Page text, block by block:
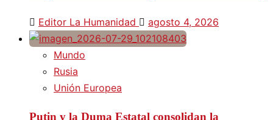
Editor La Humanidad agosto 4, 2026
Mundo
Rusia
Unión Europea
Putin y la Duma Estatal consolidan la